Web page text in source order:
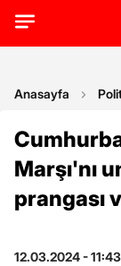
Anasayfa
Marşı'nı
prangası
12.03.2024 - 11:43